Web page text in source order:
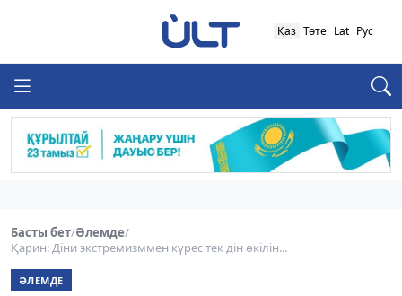
Қаз Төте Lat Рус
Басты бет/Әлемде/
Қарин: Діни экстремизммен күрес тек дін өкілін...
ӘЛЕМДЕ